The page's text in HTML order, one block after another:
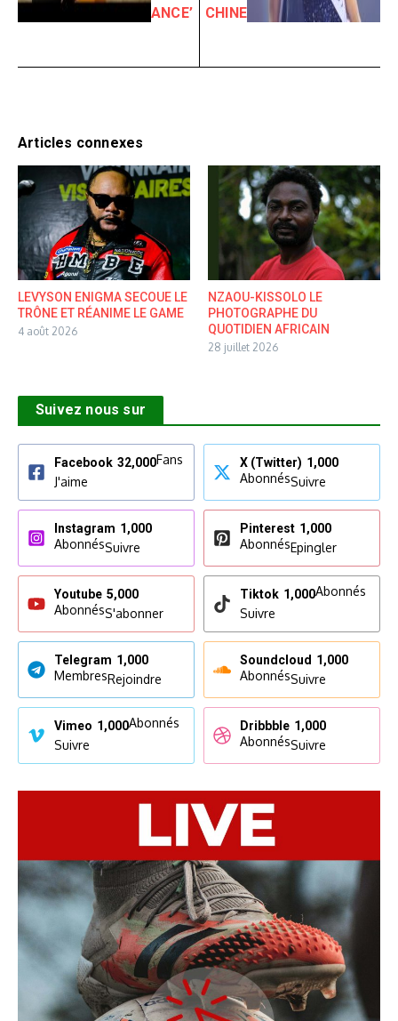
ANCE’
CHINE
Articles connexes
LEVYSON ENIGMA SECOUE LE
TRÔNE ET RÉANIME LE GAME
4 août 2026
NZAOU-KISSOLO LE
PHOTOGRAPHE DU
QUOTIDIEN AFRICAIN
28 juillet 2026
Suivez nous sur
Facebook 32,000Fans
J'aime
X (Twitter) 1,000
AbonnésSuivre
Instagram 1,000
AbonnésSuivre
Pinterest 1,000
AbonnésEpingler
Youtube 5,000
AbonnésS'abonner
Tiktok 1,000Abonnés
Suivre
Telegram 1,000
MembresRejoindre
Soundcloud 1,000
AbonnésSuivre
Vimeo 1,000Abonnés
Suivre
Dribbble 1,000
AbonnésSuivre